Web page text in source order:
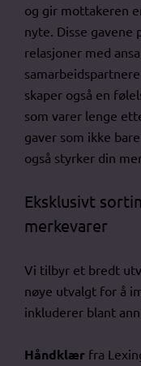
og gir mottakeren
nyte. Disse gavene
relasjoner med
skaper også en
som varer lenge
gaver som ikke
også styrker din
Eksklusivt
merkevarer
Vi tilbyr et bredt
nøye utvalgt for å
inkluderer blant
Håndklær fra